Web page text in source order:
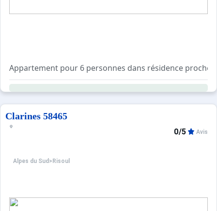
Appartement pour 6 personnes dans résidence proche
Prestations en sus sur commande : location linge de lit
Tarifs préférentiels : cours de ski, matériel de ski,
Clarines 58465
Alpes du Sud > Risoul
0/5 Avis